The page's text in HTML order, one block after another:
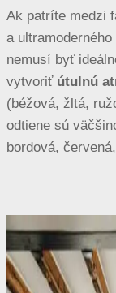
Ak patríte medzi
a
nemusí byť
vytvoriťútulnú
(béžová, žltá,
odtiene sú
bordová,